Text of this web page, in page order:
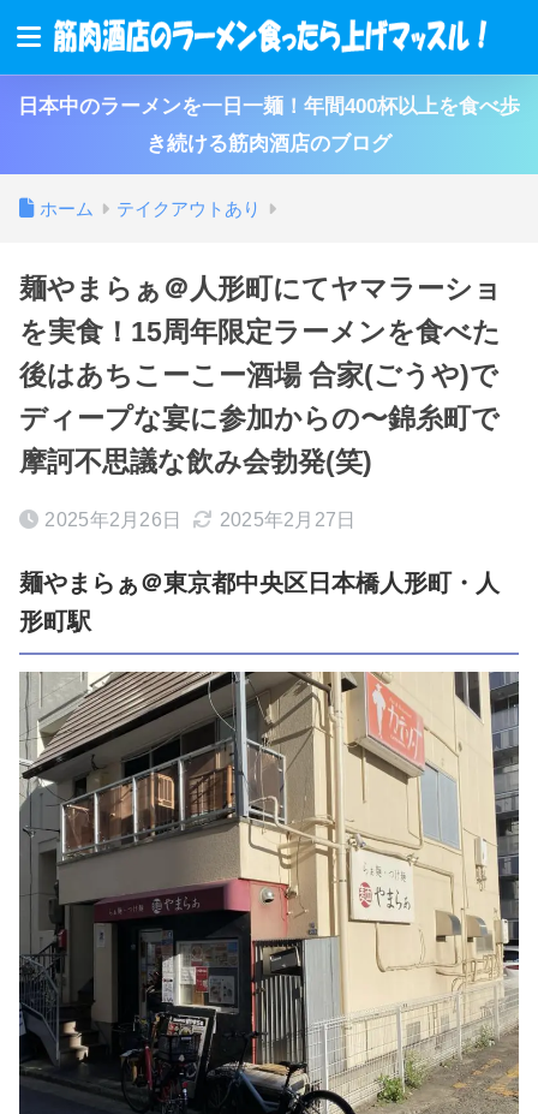
日本中のラーメンを一日一麺！年間400杯以上を食べ歩
き続ける筋肉酒店のブログ
ホーム テイクアウトあり
麺やまらぁ＠人形町にてヤマラーショ
を実食！15周年限定ラーメンを食べた
後はあちこーこー酒場 合家(ごうや)で
ディープな宴に参加からの〜錦糸町で
摩訶不思議な飲み会勃発(笑)
2025年2月26日 2025年2月27日
麺やまらぁ＠東京都中央区日本橋人形町・人
形町駅